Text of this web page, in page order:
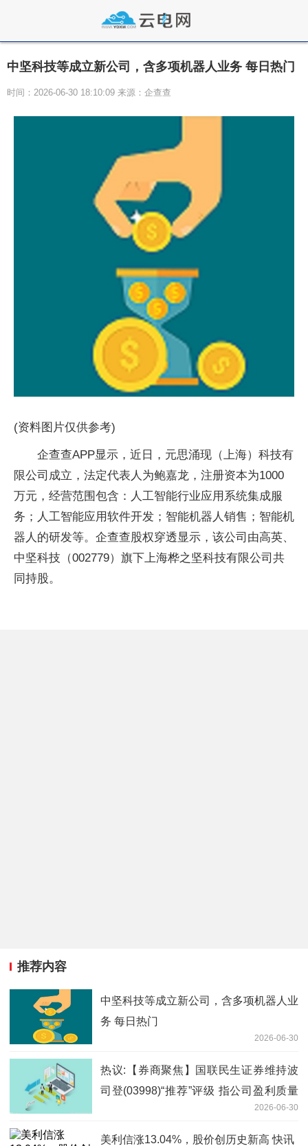
中坚科技等成立新公司，含多项机器人业务 每日热门
时间：2026-06-30 18:10:09 来源：企查查
(资料图片仅供参考)
企查查APP显示，近日，元思涌现（上海）科技有
限公司成立，法定代表人为鲍嘉龙，注册资本为1000
万元，经营范围包含：人工智能行业应用系统集成服
务；人工智能应用软件开发；智能机器人销售；智能机
器人的研发等。企查查股权穿透显示，该公司由高英、
中坚科技（002779）旗下上海桦之坚科技有限公司共
同持股。
推荐内容
中坚科技等成立新公司，含多项机器人业
务 每日热门
2026-06-30
热议:【券商聚焦】国联民生证券维持波
司登(03998)“推荐”评级 指公司盈利质量
2026-06-30
美利信涨13.04%，股价创历史新高 快讯